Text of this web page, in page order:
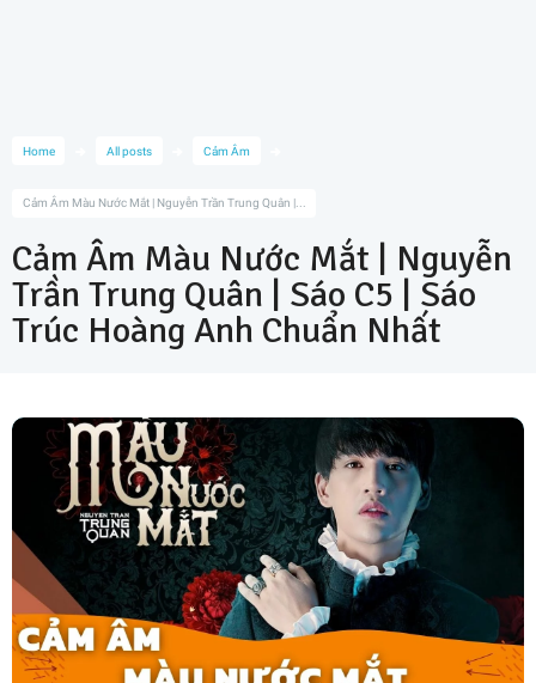
Home All posts Cảm Âm
Cảm Âm Màu Nước Mắt | Nguyễn Trần Trung Quân |...
Cảm Âm Màu Nước Mắt | Nguyễn
Trần Trung Quân | Sáo C5 | Sáo
Trúc Hoàng Anh Chuẩn Nhất